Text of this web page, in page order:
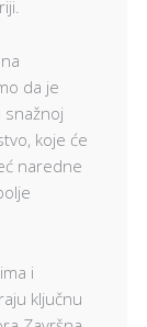
da je
snažnoj
koje će
naredne
i
ključnu